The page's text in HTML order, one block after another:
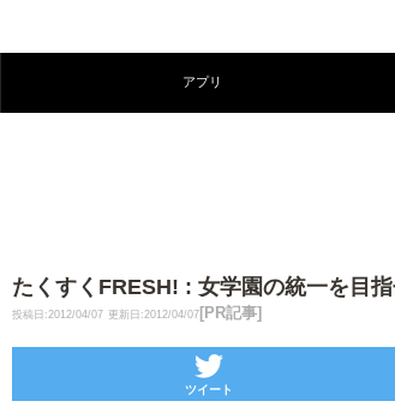
アプリ
たくすくFRESH! : 女学園の統一を目
投稿日:2012/04/07 更新日:2012/04/07 [PR記事]
ツイート